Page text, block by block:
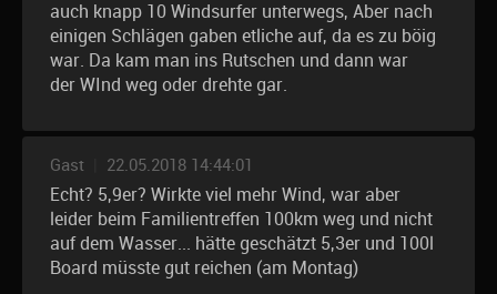
auch knapp 10 Windsurfer unterwegs, Aber nach
einigen Schlägen gaben etliche auf, da es zu böig
war. Da kam man ins Rutschen und dann war
der WInd weg oder drehte gar.
Gast 22.05.2018 14:44:01
Echt? 5,9er? Wirkte viel mehr Wind, war aber
leider beim Familientreffen 100km weg und nicht
auf dem Wasser... hätte geschätzt 5,3er und 100l
Board müsste gut reichen (am Montag)